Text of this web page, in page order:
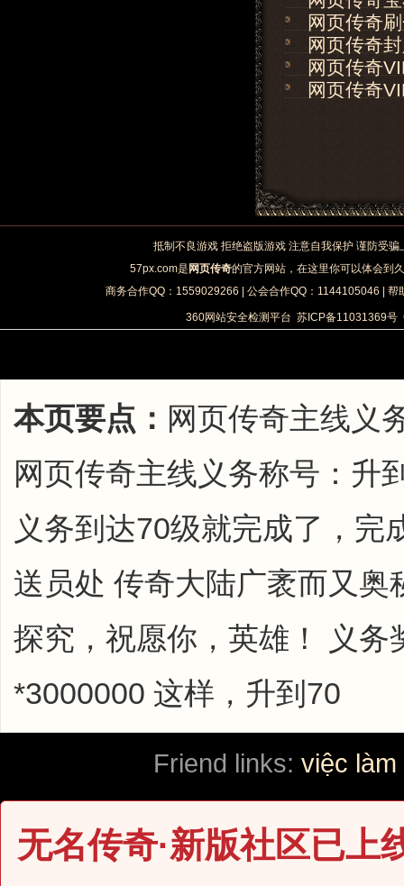
网页传奇
网页传奇
网页传奇
网页传奇
抵制不良游戏 拒绝盗版游戏 注意自我保护 谨防受
57px.com是 网页传奇的官方网站，在这里你可以体会到
商务合作QQ：1559029266 | 公会合作QQ：1144105046 |
360网站安全检测平台 苏ICP备11031369号
本页要点： 网页传奇主线义
网页传奇主线义务称号：升
义务到达70级就完成了，完
送员处 传奇大陆广袤而又
探究，祝愿你，英雄！ 义
*3000000 这样，升到70
Friend links: việc làm
无名传奇·新版社区已上